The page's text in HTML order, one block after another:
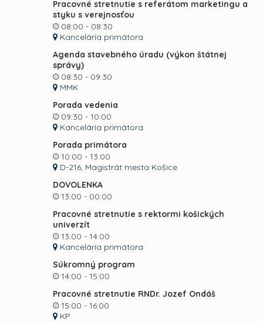
Pracovné stretnutie s referátom marketingu a
styku s verejnosťou
08:00 - 08:30
Kancelária primátora
Agenda stavebného úradu (výkon štátnej
správy)
08:30 - 09:30
MMK
Porada vedenia
09:30 - 10:00
Kancelária primátora
Porada primátora
10:00 - 13:00
D-216, Magistrát mesta Košice
DOVOLENKA
13:00 - 00:00
Pracovné stretnutie s rektormi košických
univerzít
13:00 - 14:00
Kancelária primátora
Súkromný program
14:00 - 15:00
Pracovné stretnutie RNDr. Jozef Ondáš
15:00 - 16:00
KP